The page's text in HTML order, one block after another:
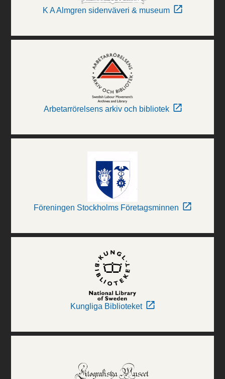
K A Almgren sidenväveri & museum
Arbetarrörelsens arkiv och bibliotek
Föreningen Stockholms Företagsminnen
Kungliga Biblioteket